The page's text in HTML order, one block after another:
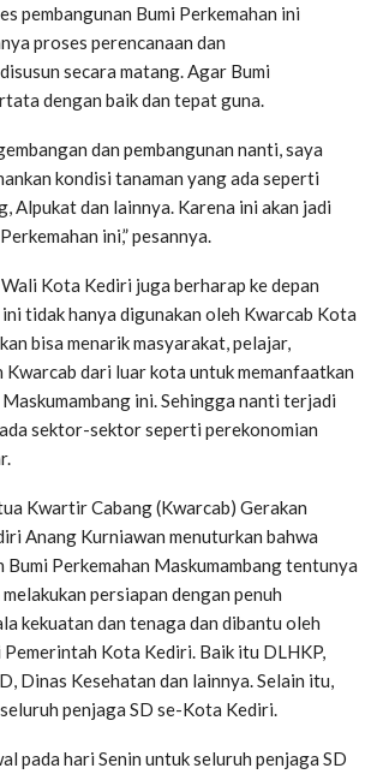
pembangunan Bumi Perkemahan ini
proses perencanaan dan
secara matang. Agar Bumi
dengan baik dan tepat guna.
dan pembangunan nanti, saya
kondisi tanaman yang ada seperti
Alpukat dan lainnya. Karena ini akan jadi
ini,” pesannya.
Kota Kediri juga berharap ke depan
ini tidak hanya digunakan oleh Kwarcab Kota
bisa menarik masyarakat, pelajar,
Kwarcab dari luar kota untuk memanfaatkan
ini. Sehingga nanti terjadi
sektor-sektor seperti perekonomian
Kwartir Cabang (Kwarcab) Gerakan
Anang Kurniawan menuturkan bahwa
Bumi Perkemahan Maskumambang tentunya
persiapan dengan penuh
kekuatan dan tenaga dan dibantu oleh
Kota Kediri. Baik itu DLHKP,
Dinas Kesehatan dan lainnya. Selain itu,
penjaga SD se-Kota Kediri.
pada hari Senin untuk seluruh penjaga SD